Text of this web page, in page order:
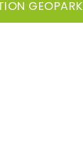
GEOPARK